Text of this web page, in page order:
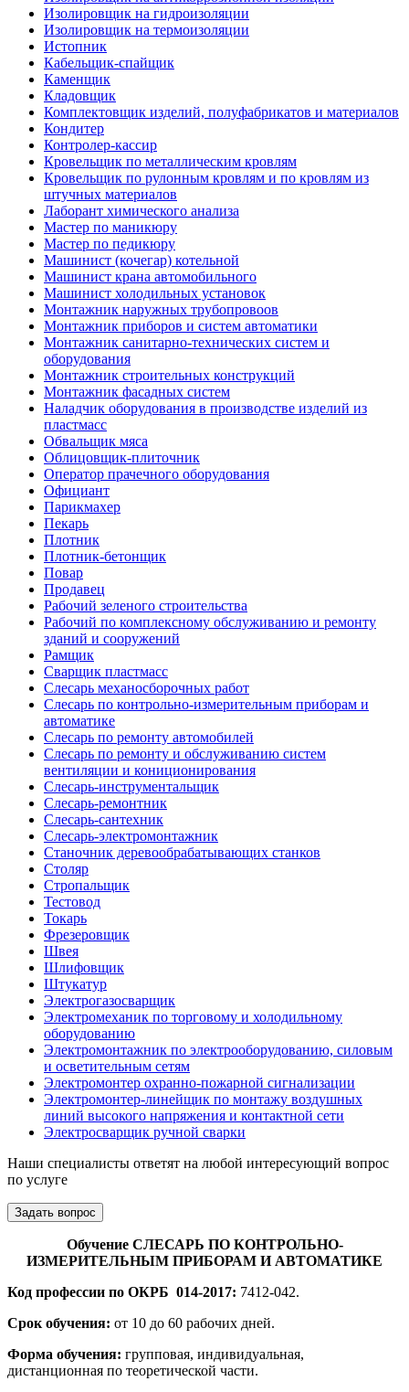
Изолировщик на гидроизоляции
Изолировщик на термоизоляции
Истопник
Кабельщик-спайщик
Каменщик
Кладовщик
Комплектовщик изделий, полуфабрикатов и материалов
Кондитер
Контролер-кассир
Кровельщик по металлическим кровлям
Кровельщик по рулонным кровлям и по кровлям из
штучных материалов
Лаборант химического анализа
Мастер по маникюру
Мастер по педикюру
Машинист (кочегар) котельной
Машинист крана автомобильного
Машинист холодильных установок
Монтажник наружных трубопровоов
Монтажник приборов и систем автоматики
Монтажник санитарно-технических систем и
оборудования
Монтажник строительных конструкций
Монтажник фасадных систем
Наладчик оборудования в производстве изделий из
пластмасс
Обвальщик мяса
Облицовщик-плиточник
Оператор прачечного оборудования
Официант
Парикмахер
Пекарь
Плотник
Плотник-бетонщик
Повар
Продавец
Рабочий зеленого строительства
Рабочий по комплексному обслуживанию и ремонту
зданий и сооружений
Рамщик
Сварщик пластмасс
Слесарь механосборочных работ
Слесарь по контрольно-измерительным приборам и
автоматике
Слесарь по ремонту автомобилей
Слесарь по ремонту и обслуживанию систем
вентиляции и кониционирования
Слесарь-инструментальщик
Слесарь-ремонтник
Слесарь-сантехник
Слесарь-электромонтажник
Станочник деревообрабатывающих станков
Столяр
Стропальщик
Тестовод
Токарь
Фрезеровщик
Швея
Шлифовщик
Штукатур
Электрогазосварщик
Электромеханик по торговому и холодильному
оборудованию
Электромонтажник по электрооборудованию, силовым
и осветительным сетям
Электромонтер охранно-пожарной сигнализации
Электромонтер-линейщик по монтажу воздушных
линий высокого напряжения и контактной сети
Электросварщик ручной сварки
Наши специалисты ответят на любой интересующий вопрос
по услуге
Задать вопрос
Обучение СЛЕСАРЬ ПО КОНТРОЛЬНО-
ИЗМЕРИТЕЛЬНЫМ ПРИБОРАМ И АВТОМАТИКЕ
Код профессии по ОКРБ 014-2017: 7412-042.
Срок обучения: от 10 до 60 рабочих дней.
Форма обучения: групповая, индивидуальная,
дистанционная по теоретической части.